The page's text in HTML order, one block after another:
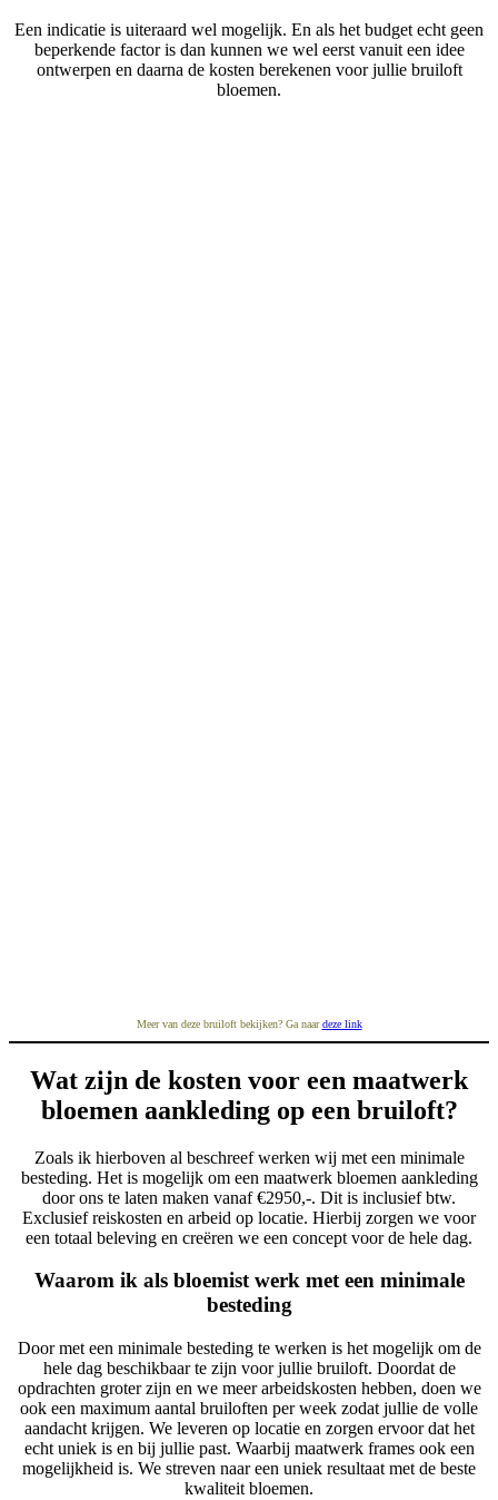
Een indicatie is uiteraard wel mogelijk. En als het budget echt geen
beperkende factor is dan kunnen we wel eerst vanuit een idee
ontwerpen en daarna de kosten berekenen voor jullie bruiloft
bloemen.
Meer van deze bruiloft bekijken? Ga naardeze link
Wat zijn de kosten voor een maatwerk
bloemen aankleding op een bruiloft?
Zoals ik hierboven al beschreef werken wij met een minimale
besteding. Het is mogelijk om een maatwerk bloemen aankleding
door ons te laten maken vanaf €2950,-. Dit is inclusief btw.
Exclusief reiskosten en arbeid op locatie. Hierbij zorgen we voor
een totaal beleving en creëren we een concept voor de hele dag.
Waarom ik als bloemist werk met een minimale
besteding
Door met een minimale besteding te werken is het mogelijk om de
hele dag beschikbaar te zijn voor jullie bruiloft. Doordat de
opdrachten groter zijn en we meer arbeidskosten hebben, doen we
ook een maximum aantal bruiloften per week zodat jullie de volle
aandacht krijgen. We leveren op locatie en zorgen ervoor dat het
echt uniek is en bij jullie past. Waarbij maatwerk frames ook een
mogelijkheid is. We streven naar een uniek resultaat met de beste
kwaliteit bloemen.